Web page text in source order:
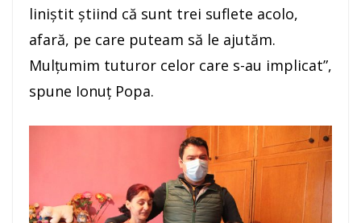
liniştit ştiind că sunt trei suflete acolo,
afară, pe care puteam să le ajutăm.
Mulţumim tuturor celor care s-au implicat”,
spune Ionuţ Popa.